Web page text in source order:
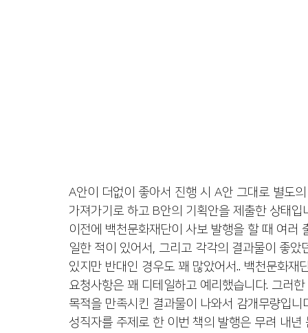
A안이 더없이 좋아서 진행 시 A안 그대로 별도
가져가기로 하고 B안의 기획안을 제출한 상태입
이전에 백천문화재단이 사보 발행을 할 때 여러
일한 적이 있어서, 그리고 각각의 결과물이 좋았
있지만 반대인 경우도 꽤 많았어서.. 백천문화재
요청사항은 꽤 디테일하고 예리했습니다. 그러한
목적을 만족시킨 결과물이 나와서 감개무량입니
성직자를 주제로 한 이번 책의 발행은 무려 내년